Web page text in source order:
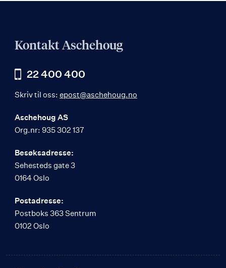
Kontakt Aschehoug
22 400 400
Skriv til oss: epost@aschehoug.no
Aschehoug AS
Org.nr: 935 302 137
Besøksadresse:
Sehesteds gate 3
0164 Oslo
Postadresse:
Postboks 363 Sentrum
0102 Oslo